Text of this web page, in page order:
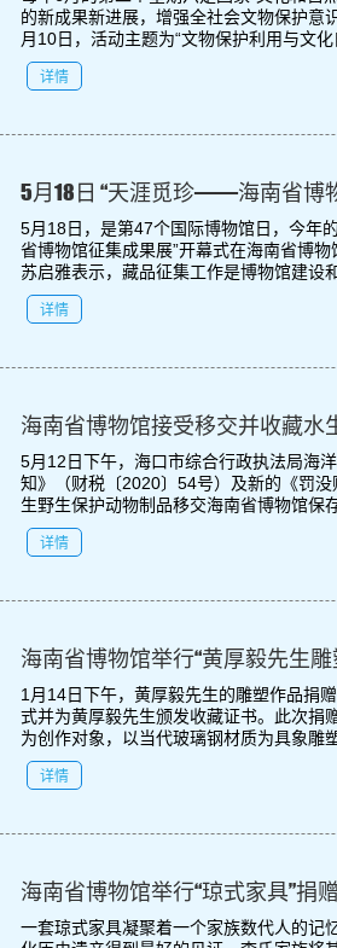
的新成果新进展，增强全社会文物保护意
月10日，活动主题为“文物保护利用与文
详情
​5月18日 “天涯觅珍——海南省博
5月18日，是第47个国际博物馆日，今年
省博物馆征集成果展”开幕式在海南省博
苏启雅表示，藏品征集工作是博物馆建设
详情
海南省博物馆接受移交并收藏水
5月12日下午，海口市综合行政执法局海
知》（财税〔2020〕54号）及新的《罚
生野生保护动物制品移交海南省博物馆保
详情
海南省博物馆举行“黄厚毅先生
1月14日下午，黄厚毅先生的雕塑作品捐
式并为黄厚毅先生颁发收藏证书。此次捐
为创作对象，以当代玻璃钢材质为具象雕
详情
海南省博物馆举行“琼式家具”捐
一套琼式家具凝聚着一个家族数代人的记